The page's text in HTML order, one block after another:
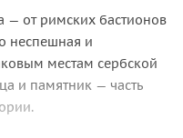
— от римских бастионов
неспешная и
местам сербской
и памятник — часть